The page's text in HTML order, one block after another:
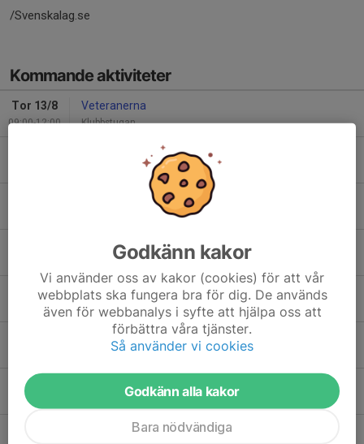
/Svenskalag.se
Kommande aktiviteter
Tor 13/8
09:00-12:00
Veteranerna
Klubbstugan
Agilitytävling
Skönviksberget Friluftscentrum
Veteranerna
Klubbstugan
Fre 21/8
08:00-23:00
Agilitytävling
Skönviksberget Friluftscentrum
Agilitytävling
Skönviksberget Friluftscentrum
Sön 23/8
08:00-23:00 Skönviksberget Friluftscentrum
Veteranerna
Godkänn kakor
Vi använder oss av kakor (cookies) för att vår
webbplats ska fungera bra för dig. De används
även för webbanalys i syfte att hjälpa oss att
förbättra våra tjänster.
Så använder vi cookies
Godkänn alla kakor
Bara nödvändiga